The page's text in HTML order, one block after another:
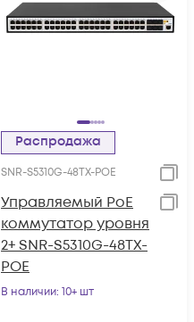
Распродажа
SNR-S5310G-48TX-POE
Управляемый PoE
коммутатор уровня
2+ SNR-S5310G-48TX-
POE
В наличии: 10+ шт